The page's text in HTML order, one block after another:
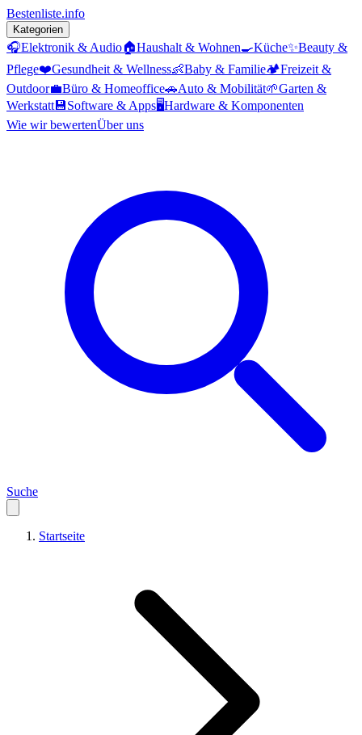
Bestenliste.info
Kategorien
🎧Elektronik & Audio🏠Haushalt & Wohnen🍳Küche✨Beauty &
Pflege❤️Gesundheit & Wellness👶Baby & Familie🏕️Freizeit &
Outdoor💼Büro & Homeoffice🚗Auto & Mobilität🌱Garten &
Werkstatt 💾Software & Apps🖥️Hardware & Komponenten
Wie wir bewertenÜber uns
Suche
Startseite